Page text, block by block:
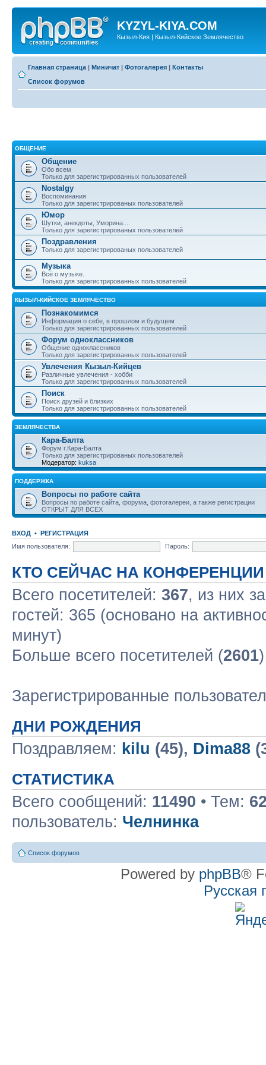
KYZYL-KIYA.COM
Кызыл-Кия | Кызыл-Кийское Землячество
Главная страница | Миничат | Фотогалерея | Контакты
Список форумов
ОБЩЕНИЕ
Общение
Обо всем
Только для зарегистрированных пользователей
Nostalgy
Воспоминания
Только для зарегистрированых пользователей
Юмор
Шутки, анекдоты, Уморина....
Только для зарегистрированых пользователей
Поздравления
Только для зарегистрированых пользователей
Музыка
Всё о музыке.
Только для зарегистрированных пользователей
КЫЗЫЛ-КИЙСКОЕ ЗЕМЛЯЧЕСТВО
Познакомимся
Информация о себе, в прошлом и будущем
Только для зарегистрированных пользователей
Форум одноклассников
Общение одноклассников
Только для зарегистрированных пользователей
Увлечения Кызыл-Кийцев
Различные увлечения - хобби
Только для зарегистрированных пользователей
Поиск
Поиск друзей и близких
Только для зарегистрированных пользователей
ЗЕМЛЯЧЕСТВА
Кара-Балта
Форум г.Кара-Балта
Только для зарегистрированых пользователей
Модератор: kuksa
ПОДДЕРЖКА
Вопросы по работе сайта
Вопросы по работе сайта, форума, фотогалереи, а также регистрации
ОТКРЫТ ДЛЯ ВСЕХ
ВХОД • РЕГИСТРАЦИЯ
Имя пользователя:
Пароль:
КТО СЕЙЧАС НА КОНФЕРЕНЦИИ
Всего посетителей: 367, из них
гостей: 365 (основано на
минут)
Больше всего посетителей (2601
Зарегистрированные
ДНИ РОЖДЕНИЯ
Поздравляем: kilu (45), Dima88
СТАТИСТИКА
Всего сообщений: 11490 • Тем:
пользователь: Челнинка
Список форумов
Powered by phpBB®
Русская